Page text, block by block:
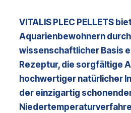
VITALIS PLEC PELLETS
Aquarienbewohnern
wissenschaftlicher Basis
Rezeptur, die sorgfältige
hochwertiger natürlicher
der einzigartig